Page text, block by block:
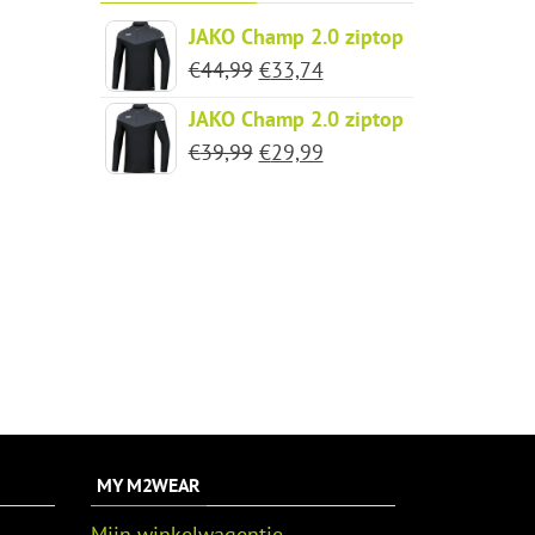
JAKO Champ 2.0 ziptop
€44,99 Oorspronkelijke
was:
€44,99.
€33,74Huidige
is:
€33,74.
JAKO Champ 2.0 ziptop
€39,99 Oorspronkelijke
€29,99Huidige
MY M2WEAR